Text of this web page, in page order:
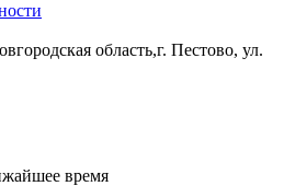
область,г. Пестово, ул.
время